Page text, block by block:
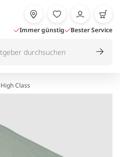
Immer günstig Bester Service
Class